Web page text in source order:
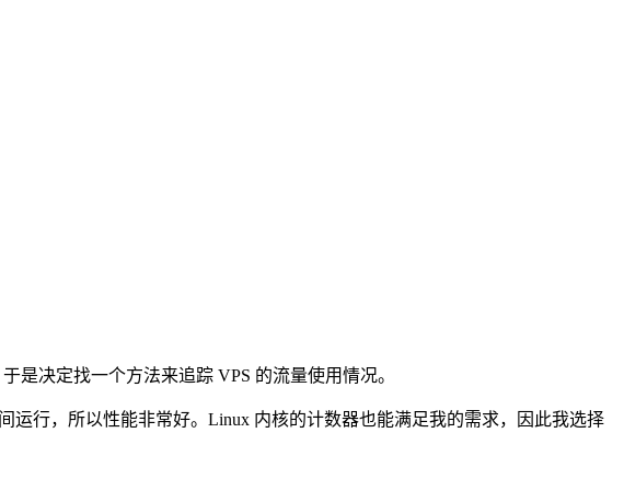
是决定找一个方法来追踪 VPS 的流量使用情况。
运行，所以性能非常好。Linux 内核的计数器也能满足我的需求，因此我选择